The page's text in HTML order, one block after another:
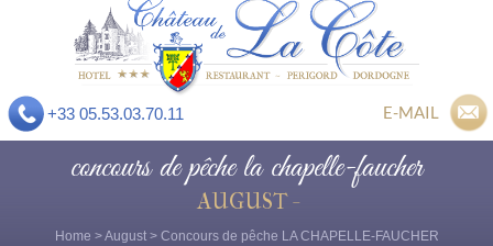
+33 05.53.03.70.11 E-MAIL
concours de pêche la chapelle-faucher
AUGUST -
Home >August> Concours de pêche LA CHAPELLE-FAUCHER